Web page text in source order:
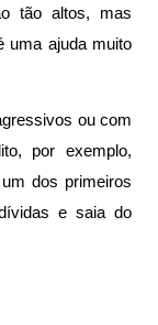
tão altos, mas
uma ajuda muito
ou com
por exemplo,
dos primeiros
e saia do